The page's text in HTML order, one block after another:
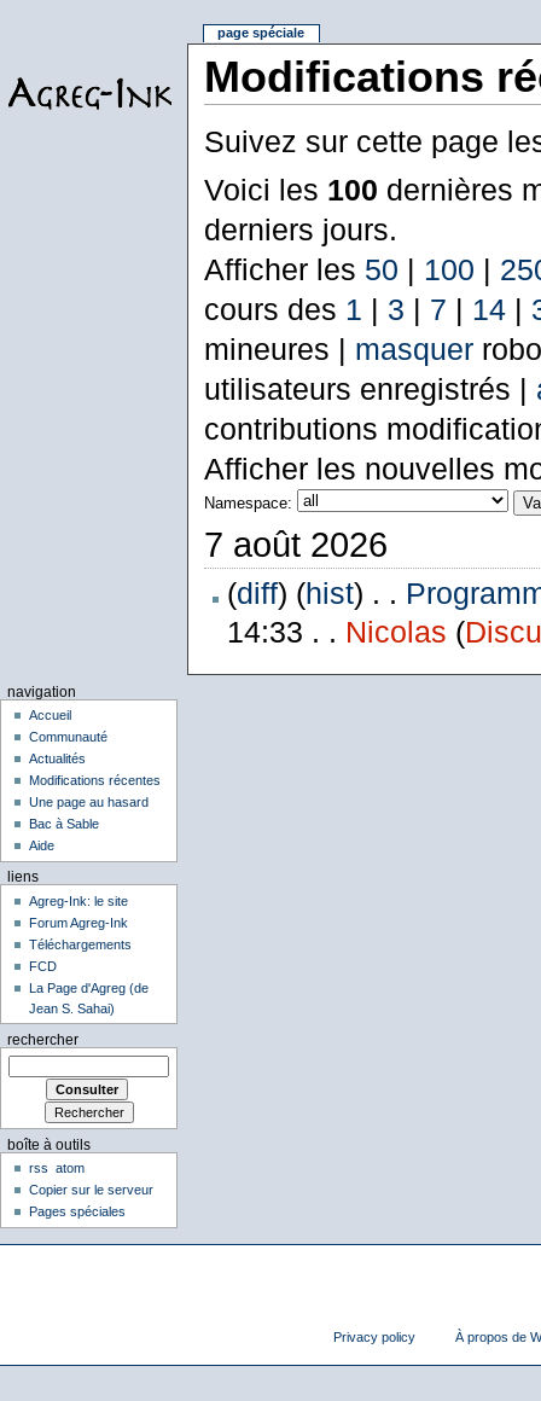
Modifications
Suivez sur cette page
Voici les 100 dernières
derniers jours.
Afficher les 50 | 100 |
cours des 1 | 3 | 7 | 14|
mineures | masquer
utilisateurs enregistrés |
contributions
Afficher les nouvelles
Namespace:
7 août 2026
(diff) (hist) . .
14:33 . . Nicolas (
page spéciale
navigation
Accueil
Communauté
Actualités
Modifications récentes
Une page au hasard
Bac à Sable
Aide
liens
Agreg-Ink: le site
Forum Agreg-Ink
Téléchargements
FCD
La Page d'Agreg (de
Jean S. Sahai)
rechercher
boîte à outils
rss
atom
Copier sur le serveur
Pages spéciales
Privacy policy À propos de